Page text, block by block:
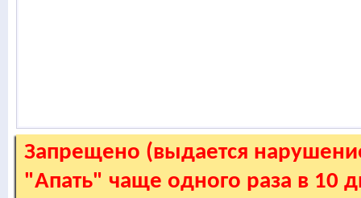
Запрещено (выдается
"Апать" чаще одного раза в 10